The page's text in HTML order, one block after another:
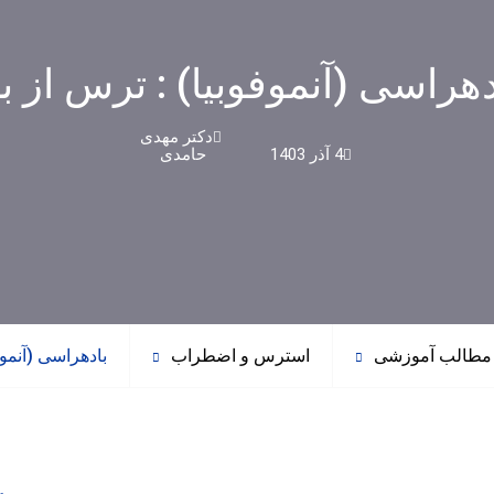
(آنموفوبیا) : ترس از
4 آذر 1403
دکتر مهدی
حامدی
مطالب آموزشی استرس و اضطراب بادهراسی